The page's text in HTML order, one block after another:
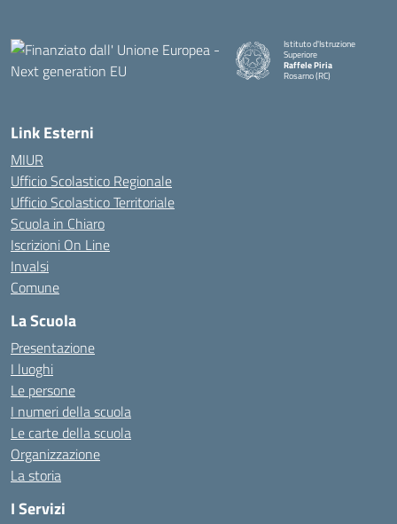
Istituto d'Istruzione
Superiore
Raffele Piria
Rosarno (RC)
Link Esterni
MIUR
Ufficio Scolastico Regionale
Ufficio Scolastico Territoriale
Scuola in Chiaro
Iscrizioni On Line
Invalsi
Comune
La Scuola
Presentazione
I luoghi
Le persone
I numeri della scuola
Le carte della scuola
Organizzazione
La storia
I Servizi